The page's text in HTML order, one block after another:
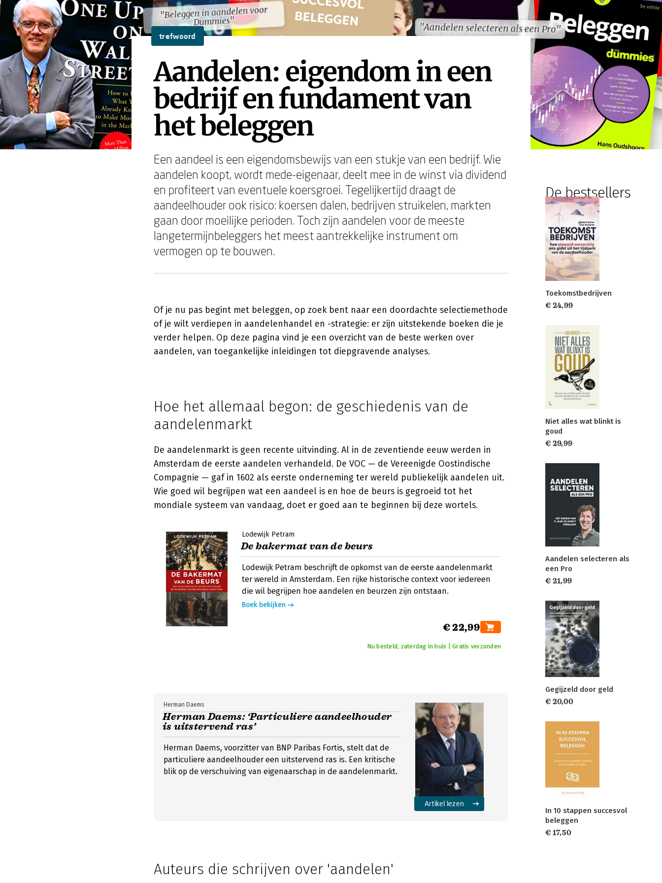
"Beleggen in aandelen voor
Dummies"
"Aandelen selecteren als een Pro"
"Beleggen in aandelen voor
Dummies"
"Aandelen selecteren als een Pro"
trefwoord
Aandelen: eigendom in een
bedrijf en fundament van
het beleggen
Een aandeel is een eigendomsbewijs van een stukje van een bedrijf. Wie
aandelen koopt, wordt mede-eigenaar, deelt mee in de winst via dividend
en profiteert van eventuele koersgroei. Tegelijkertijd draagt de
aandeelhouder ook risico: koersen dalen, bedrijven struikelen, markten
gaan door moeilijke perioden. Toch zijn aandelen voor de meeste
langetermijnbeleggers het meest aantrekkelijke instrument om
vermogen op te bouwen.
Of je nu pas begint met beleggen, op zoek bent naar een doordachte selectiemethode
of je wilt verdiepen in aandelenhandel en -strategie: er zijn uitstekende boeken die je
verder helpen. Op deze pagina vind je een overzicht van de beste werken over
aandelen, van toegankelijke inleidingen tot diepgravende analyses.
Hoe het allemaal begon: de geschiedenis van de
aandelenmarkt
De aandelenmarkt is geen recente uitvinding. Al in de zeventiende eeuw werden in
Amsterdam de eerste aandelen verhandeld. De VOC — de Vereenigde Oostindische
Compagnie — gaf in 1602 als eerste onderneming ter wereld publiekelijk aandelen uit.
Wie goed wil begrijpen wat een aandeel is en hoe de beurs is gegroeid tot het
mondiale systeem van vandaag, doet er goed aan te beginnen bij deze wortels.
Lodewijk Petram
De bakermat van de beurs
Lodewijk Petram beschrijft de opkomst van de eerste aandelenmarkt
ter wereld in Amsterdam. Een rijke historische context voor iedereen
die wil begrijpen hoe aandelen en beurzen zijn ontstaan.
Boek bekijken
€ 22,99
Nu besteld, zaterdag in huis | Gratis verzonden
Herman Daems: ‘Particuliere aandeelhouder
is uitstervend ras’
Herman Daems
Herman Daems, voorzitter van BNP Paribas Fortis, stelt dat de
particuliere aandeelhouder een uitstervend ras is. Een kritische
blik op de verschuiving van eigenaarschap in de aandelenmarkt.
Artikel lezen
Auteurs die schrijven over 'aandelen'
De bestsellers
Toekomstbedrijven
€ 24,99
Niet alles wat blinkt is
goud
€ 29,99
Aandelen selecteren als
een Pro
€ 21,99
Gegijzeld door geld
€ 20,00
In 10 stappen succesvol
beleggen
€ 17,50